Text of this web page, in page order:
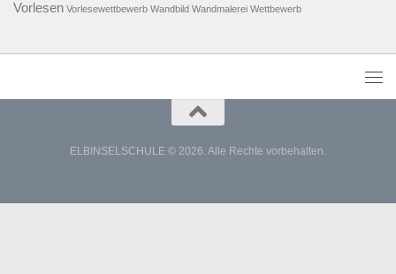
Vorlesen Vorlesewettbewerb Wandbild Wandmalerei Wettbewerb
ELBINSELSCHULE © 2026. Alle Rechte vorbehalten.